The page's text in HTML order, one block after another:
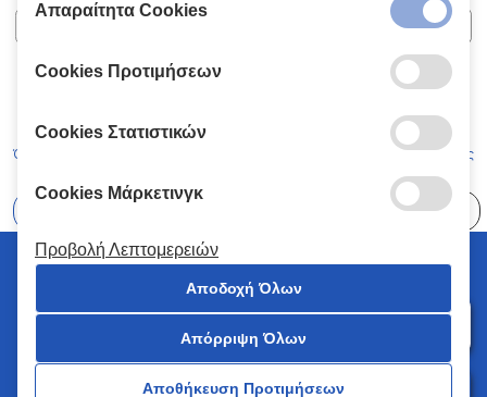
ΧΑΛΚΙΑΔΑΚΗΣ Α.Ε.
Όροι και Προϋποθέσεις Κώδικας Δεοντολογίας
© 2026 Χαλκιαδάκης all rights reserved
Απαραίτητα Cookies
Cookies Προτιμήσεων
Cookies Στατιστικών
Cookies Μάρκετινγκ
Προβολή Λεπτομερειών
Αποδοχή Όλων
Απόρριψη Όλων
Αποθήκευση Προτιμήσεων